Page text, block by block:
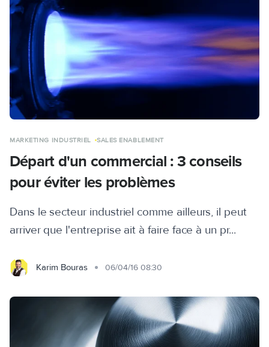
MARKETING INDUSTRIEL SALES ENABLEMENT
Départ d'un commercial : 3 conseils
pour éviter les problèmes
Dans le secteur industriel comme ailleurs, il peut
arriver que l'entreprise ait à faire face à un pr...
Karim Bouras 06/04/16 08:30